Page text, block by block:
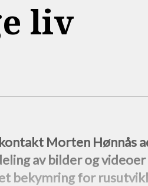
liv
Morten Hønnås
av bilder og
bekymring for